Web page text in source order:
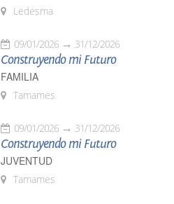
Ledesma
09/01/2026 31/12/2026
Construyendo mi Futuro
FAMILIA
Tamames
09/01/2026 31/12/2026
Construyendo mi Futuro
JUVENTUD
Tamames